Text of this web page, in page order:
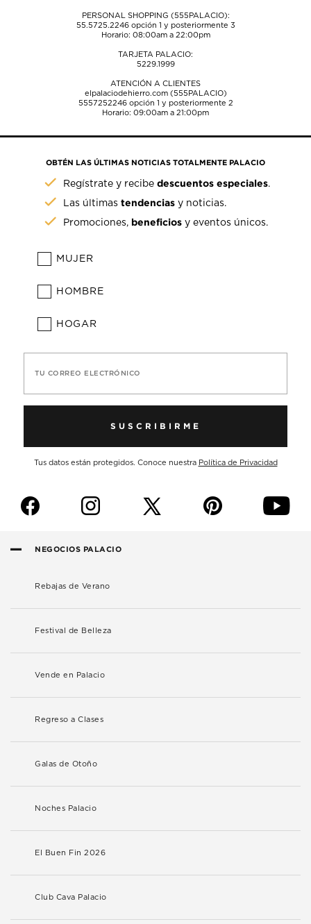
PERSONAL SHOPPING (555PALACIO):
55.5725.2246opción 1 y posteriormente 3
Horario: 08:00am a 22:00pm
TARJETA PALACIO:
5229.1999
ATENCIÓN A CLIENTES
elpalaciodehierro.com (555PALACIO)
5557252246opción 1 y posteriormente 2
Horario: 09:00am a 21:00pm
OBTÉN LAS ÚLTIMAS NOTICIAS TOTALMENTE PALACIO
Regístrate y recibedescuentos especiales.
Las últimastendencias y noticias.
Promociones, beneficios y eventos únicos.
MUJER
HOMBRE
HOGAR
TU CORREO ELECTRÓNICO
SUSCRIBIRME
Tus datos están protegidos. Conoce nuestra Política de Privacidad
f i p y
NEGOCIOS PALACIO
Rebajas de Verano
Festival de Belleza
Vende en Palacio
Regreso a Clases
Galas de Otoño
Noches Palacio
El Buen Fin 2026
Club Cava Palacio